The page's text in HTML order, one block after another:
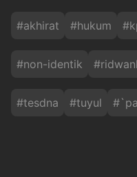
#akhirat #hukum #
#non-identik #
#tesdna #tuyul #